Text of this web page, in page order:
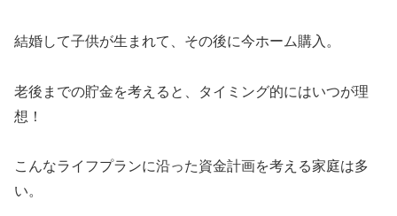
結婚して子供が生まれて、その後に今ホーム購入。
老後までの貯金を考えると、タイミング的にはいつが理
想！
こんなライフプランに沿った資金計画を考える家庭は多
い。